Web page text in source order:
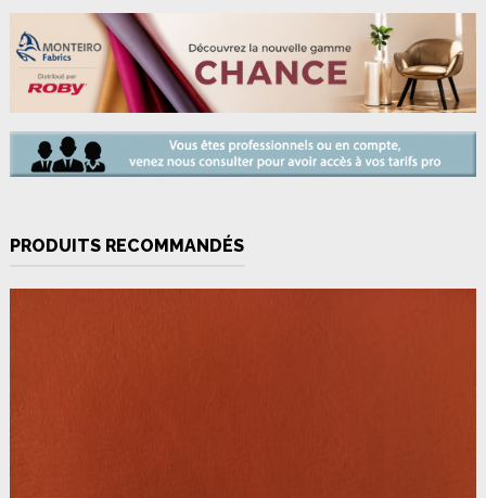
PRODUITS RECOMMANDÉS